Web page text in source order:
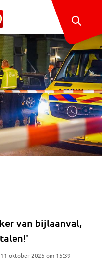
van bijlaanval,
oktober 2025 om 15:39